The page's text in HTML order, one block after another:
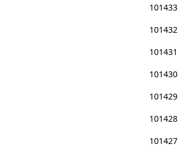
101433
101432
101431
101430
101429
101428
101427